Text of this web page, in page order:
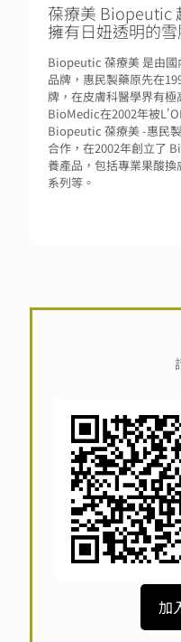
葆療美 Biopeutic
擁有日妞透明的
Biopeutic 葆療美 是由國
品牌，惠民製藥原先在
牌，在皮膚科醫學界有
BioMedic在2002年被
Biopeutic 葆療美 -惠民
合作，在2002年創立了
養產品，包括專業果酸
系列等。
加